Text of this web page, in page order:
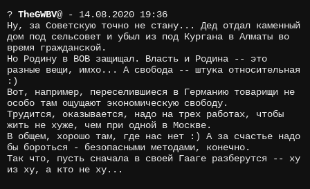
? TheGWBV@ - 14.08.2020 19:36
Ну, за Советскую точно не стану... Дед отдал каменный
дом под сельсовет и убыл из под Кургана в Алматы во
время гражданской.
Но Родину в ВОВ защищал. Власть и Родина -- это
разные вещи, имхо... А свобода -- штука относительная
:)
Вот, например, переселившиеся в Германию товарищи не
особо там ощущают экономическую свободу.
Трудится, оказывается, надо на трех работах, чтобы
жить не хуже, чем при одной в Москве.
В общем, хорошо там, где нас нет :) А за счастье надо
бы бороться - безопасными методами, конечно.
Так что, пусть сначала в своей Гааге разберутся -- ху
из ху, а кто не ху...